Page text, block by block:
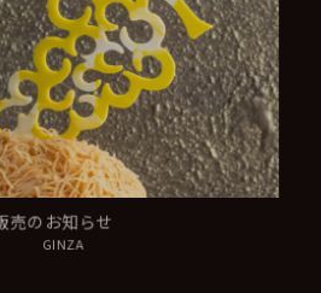
売のお知らせ
GINZA